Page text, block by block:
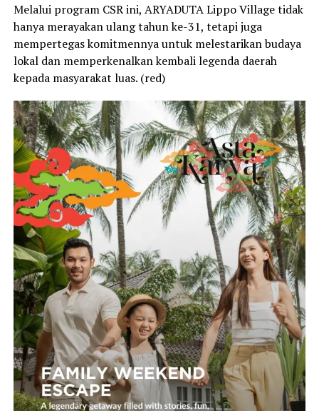
Melalui program CSR ini, ARYADUTA Lippo Village tidak
hanya merayakan ulang tahun ke-31, tetapi juga
mempertegas komitmennya untuk melestarikan budaya
lokal dan memperkenalkan kembali legenda daerah
kepada masyarakat luas. (red)